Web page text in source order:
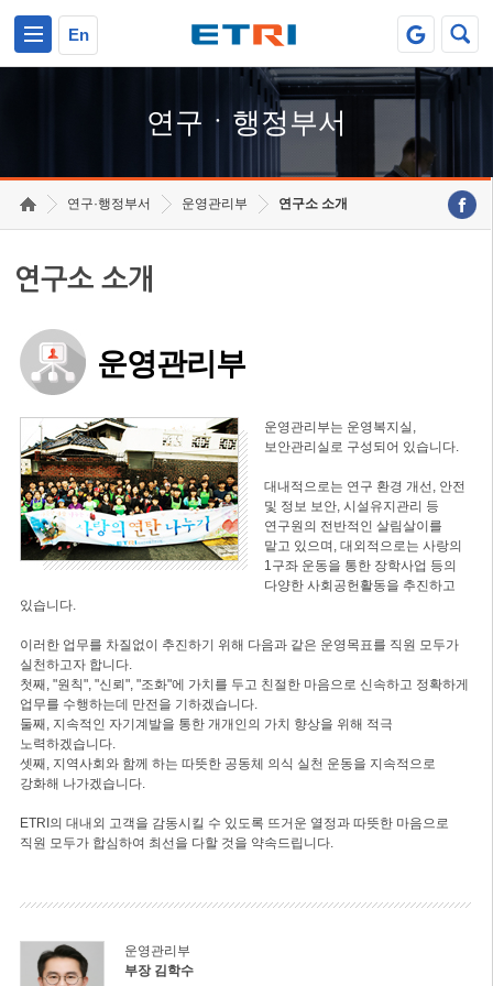
En
연구ㆍ행정부서
연구·행정부서 운영관리부 연구소 소개
연구소 소개
운영관리부
운영관리부는 운영복지실,
보안관리실로 구성되어 있습니다.
대내적으로는 연구 환경 개선, 안전
및 정보 보안, 시설유지관리 등
연구원의 전반적인 살림살이를
맡고 있으며, 대외적으로는 사랑의
1구좌 운동을 통한 장학사업 등의
다양한 사회공헌활동을 추진하고
있습니다.
이러한 업무를 차질없이 추진하기 위해 다음과 같은 운영목표를 직원 모두가
실천하고자 합니다.
첫째, "원칙", "신뢰", "조화"에 가치를 두고 친절한 마음으로 신속하고 정확하게
업무를 수행하는데 만전을 기하겠습니다.
둘째, 지속적인 자기계발을 통한 개개인의 가치 향상을 위해 적극
노력하겠습니다.
셋째, 지역사회와 함께 하는 따뜻한 공동체 의식 실천 운동을 지속적으로
강화해 나가겠습니다.
ETRI의 대내외 고객을 감동시킬 수 있도록 뜨거운 열정과 따뜻한 마음으로
직원 모두가 합심하여 최선을 다할 것을 약속드립니다.
운영관리부
부장 김학수